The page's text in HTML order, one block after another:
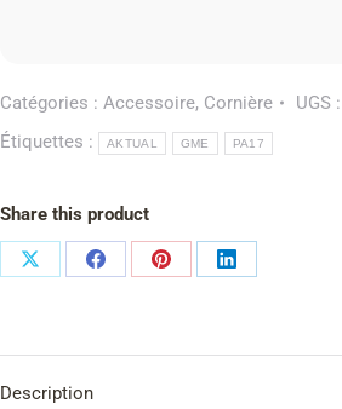
Catégories : Accessoire, Cornière UGS :
Étiquettes :
AKTUAL GME PA17
Share this product
Description